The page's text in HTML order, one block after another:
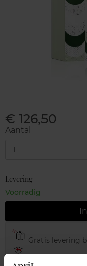
€ 126,50
Aantal
1
Levering
Voorradig
Gratis levering